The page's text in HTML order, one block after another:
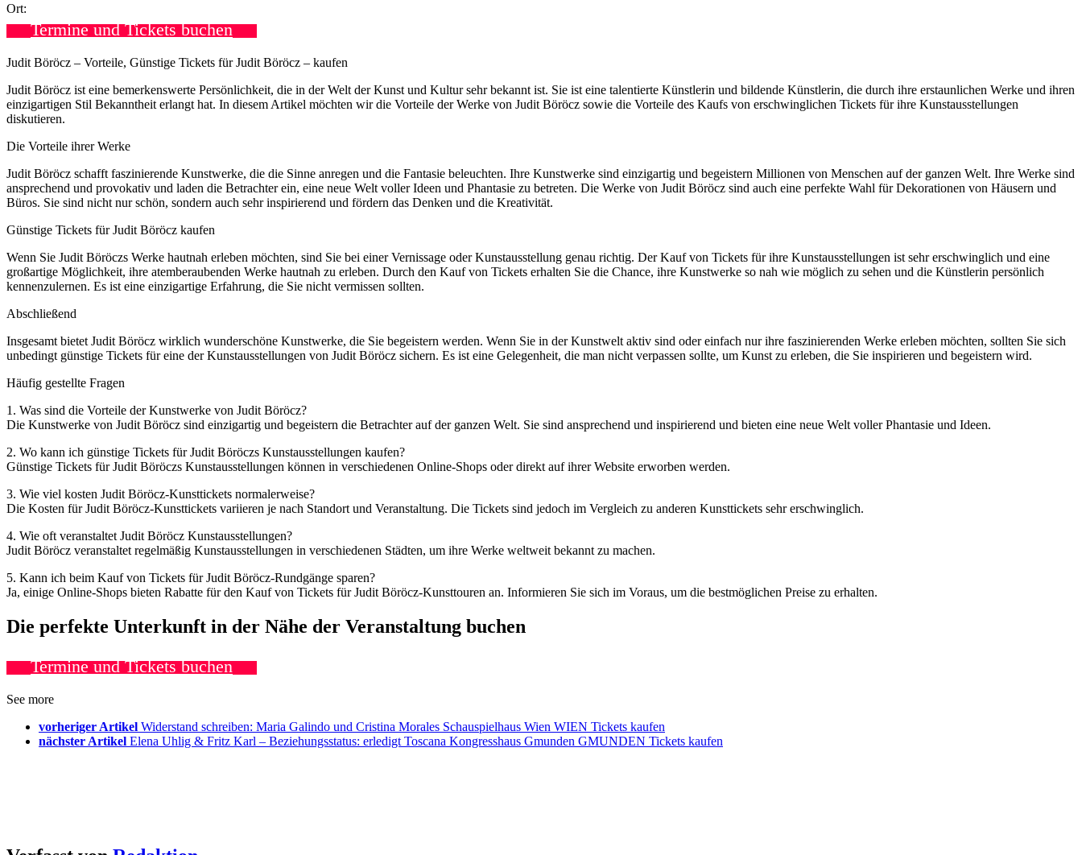
Ort:
Termine und Tickets buchen
Judit Böröcz – Vorteile, Günstige Tickets für Judit Böröcz – kaufen
Judit Böröcz ist eine bemerkenswerte Persönlichkeit, die in der Welt der Kunst und Kultur sehr bekannt ist. Sie ist eine talentierte Künstlerin und bildende Künstlerin, die durch ihre erstaunlichen Werke und ihren
einzigartigen Stil Bekanntheit erlangt hat. In diesem Artikel möchten wir die Vorteile der Werke von Judit Böröcz sowie die Vorteile des Kaufs von erschwinglichen Tickets für ihre Kunstausstellungen
diskutieren.
Die Vorteile ihrer Werke
Judit Böröcz schafft faszinierende Kunstwerke, die die Sinne anregen und die Fantasie beleuchten. Ihre Kunstwerke sind einzigartig und begeistern Millionen von Menschen auf der ganzen Welt. Ihre Werke sind
ansprechend und provokativ und laden die Betrachter ein, eine neue Welt voller Ideen und Phantasie zu betreten. Die Werke von Judit Böröcz sind auch eine perfekte Wahl für Dekorationen von Häusern und
Büros. Sie sind nicht nur schön, sondern auch sehr inspirierend und fördern das Denken und die Kreativität.
Günstige Tickets für Judit Böröcz kaufen
Wenn Sie Judit Böröczs Werke hautnah erleben möchten, sind Sie bei einer Vernissage oder Kunstausstellung genau richtig. Der Kauf von Tickets für ihre Kunstausstellungen ist sehr erschwinglich und eine
großartige Möglichkeit, ihre atemberaubenden Werke hautnah zu erleben. Durch den Kauf von Tickets erhalten Sie die Chance, ihre Kunstwerke so nah wie möglich zu sehen und die Künstlerin persönlich
kennenzulernen. Es ist eine einzigartige Erfahrung, die Sie nicht vermissen sollten.
Abschließend
Insgesamt bietet Judit Böröcz wirklich wunderschöne Kunstwerke, die Sie begeistern werden. Wenn Sie in der Kunstwelt aktiv sind oder einfach nur ihre faszinierenden Werke erleben möchten, sollten Sie sich
unbedingt günstige Tickets für eine der Kunstausstellungen von Judit Böröcz sichern. Es ist eine Gelegenheit, die man nicht verpassen sollte, um Kunst zu erleben, die Sie inspirieren und begeistern wird.
Häufig gestellte Fragen
1. Was sind die Vorteile der Kunstwerke von Judit Böröcz?
Die Kunstwerke von Judit Böröcz sind einzigartig und begeistern die Betrachter auf der ganzen Welt. Sie sind ansprechend und inspirierend und bieten eine neue Welt voller Phantasie und Ideen.
2. Wo kann ich günstige Tickets für Judit Böröczs Kunstausstellungen kaufen?
Günstige Tickets für Judit Böröczs Kunstausstellungen können in verschiedenen Online-Shops oder direkt auf ihrer Website erworben werden.
3. Wie viel kosten Judit Böröcz-Kunsttickets normalerweise?
Die Kosten für Judit Böröcz-Kunsttickets variieren je nach Standort und Veranstaltung. Die Tickets sind jedoch im Vergleich zu anderen Kunsttickets sehr erschwinglich.
4. Wie oft veranstaltet Judit Böröcz Kunstausstellungen?
Judit Böröcz veranstaltet regelmäßig Kunstausstellungen in verschiedenen Städten, um ihre Werke weltweit bekannt zu machen.
5. Kann ich beim Kauf von Tickets für Judit Böröcz-Rundgänge sparen?
Ja, einige Online-Shops bieten Rabatte für den Kauf von Tickets für Judit Böröcz-Kunsttouren an. Informieren Sie sich im Voraus, um die bestmöglichen Preise zu erhalten.
Die perfekte Unterkunft in der Nähe der Veranstaltung buchen
Termine und Tickets buchen
See more
vorheriger Artikel Widerstand schreiben: Maria Galindo und Cristina Morales Schauspielhaus Wien WIEN Tickets kaufen
nächster Artikel Elena Uhlig & Fritz Karl – Beziehungsstatus: erledigt Toscana Kongresshaus Gmunden GMUNDEN Tickets kaufen